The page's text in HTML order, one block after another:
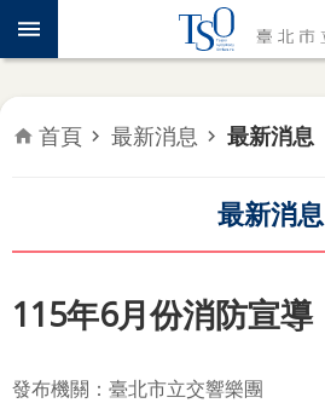
跳到主要內容區塊
認
識
年
音
樂
首頁 最新消息 最新消息
最新消息
115年6月份消防宣導
發布機關：臺北市立交響樂團